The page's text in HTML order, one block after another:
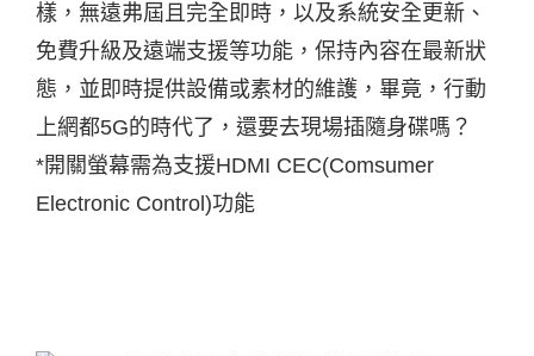
樣，無遠弗屆且完全即時，以及系統安全更新、
免費升級及遠端支援等功能，保持內容在最新狀
態，並即時提供設備或素材的維護，畢竟，行動
上網都5G的時代了，還要去現場插隨身碟嗎？
*開關螢幕需為支援HDMI CEC(Comsumer
Electronic Control)功能